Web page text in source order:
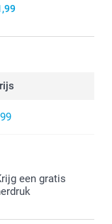
een gratis